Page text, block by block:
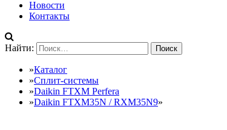
Новости
Контакты
Найти:
»Каталог
»Сплит-системы
»Daikin FTXM Perfera
»Daikin FTXM35N / RXM35N9»